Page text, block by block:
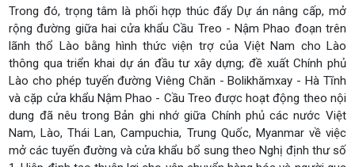
Trong đó, trọng tâm là phối hợp thúc đẩy Dự án nâng cấp, mở
rộng đường giữa hai cửa khẩu Cầu Treo - Nậm Phao đoạn trên
lãnh thổ Lào bằng hình thức viện trợ của Việt Nam cho Lào
thông qua triển khai dự án đầu tư xây dựng; đề xuất Chính phủ
Lào cho phép tuyến đường Viêng Chăn - Bolikhămxay - Hà Tĩnh
và cặp cửa khẩu Nậm Phao - Cầu Treo được hoạt động theo nội
dung đã nêu trong Bản ghi nhớ giữa Chính phủ các nước Việt
Nam, Lào, Thái Lan, Campuchia, Trung Quốc, Myanmar về việc
mở các tuyến đường và cửa khẩu bổ sung theo Nghị định thư số